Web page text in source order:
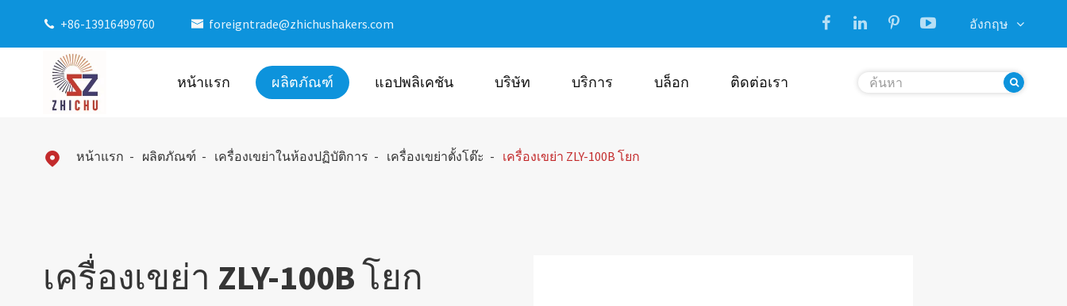
 +86-13916499760  foreigntrade@zhichushakers.com อังกฤษ
หน้าแรก ผลิตภัณฑ์ แอปพลิเคชัน บริษัท บริการ บล็อก ติดต่อเรา
 หน้าแรก ผลิตภัณฑ์ เครื่องเขย่าในห้องปฏิบัติการ เครื่องเขย่าตั้งโต๊ะ เครื่องเขย่า ZLY-100B โยก
เครื่องเขย่า ZLY-100B โยก